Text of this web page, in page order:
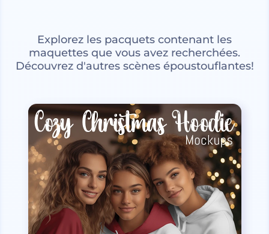
Explorez les pacquets contenant les
maquettes que vous avez recherchées.
Découvrez d'autres scènes époustouflantes!